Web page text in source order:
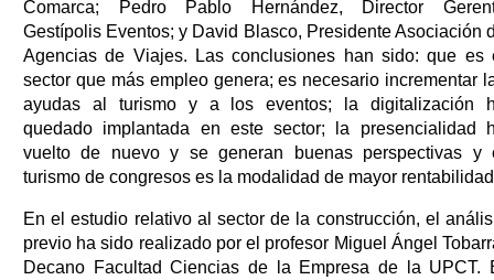
Comarca; Pedro Pablo Hernández, Director
Gestípolis Eventos; y David Blasco, Presidente Asociación
Agencias de Viajes. Las conclusiones han sido: que es
sector que más empleo genera; es necesario incrementar
ayudas al turismo y a los eventos; la digitalización
quedado implantada en este sector; la presencialidad
vuelto de nuevo y se generan buenas perspectivas y
turismo de congresos es la modalidad de mayor
En el estudio relativo al sector de la construcción, el
previo ha sido realizado por el profesor Miguel Ángel
Decano Facultad Ciencias de la Empresa de la UPCT.